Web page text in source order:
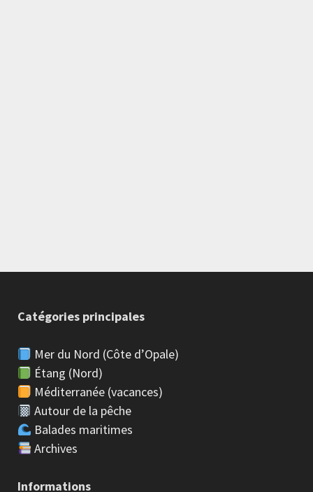
Catégories principales
Mer du Nord (Côte d’Opale)
Étang (Nord)
Méditerranée (vacances)
Autour de la pêche
Balades maritimes
Archives
Informations